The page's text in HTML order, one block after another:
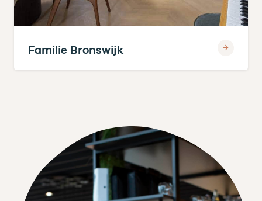
Familie Bronswijk